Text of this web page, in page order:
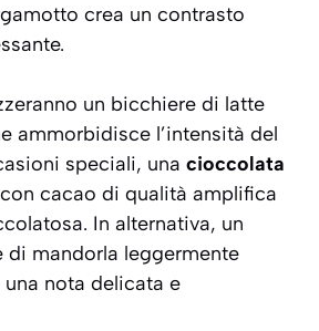
crea un contrasto
un bicchiere di latte
ammorbidisce l’intensità del
speciali, una cioccolata
cacao di qualità amplifica
In alternativa, un
mandorla leggermente
nota delicata e